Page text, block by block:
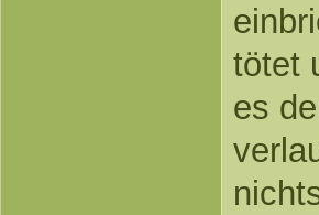
tötet
es